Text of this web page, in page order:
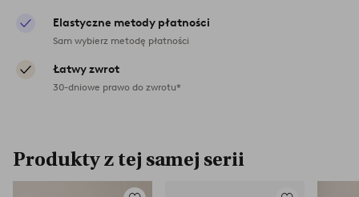
Elastyczne metody płatności
Sam wybierz metodę płatności
Łatwy zwrot
30-dniowe prawo do zwrotu*
Produkty z tej samej serii